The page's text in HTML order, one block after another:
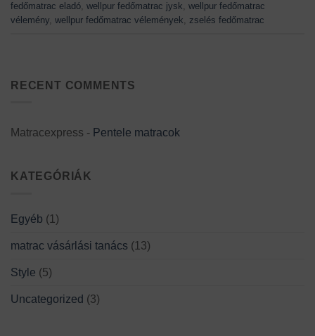
fedőmatrac eladó, wellpur fedőmatrac jysk, wellpur fedőmatrac
vélemény, wellpur fedőmatrac vélemények, zselés fedőmatrac
RECENT COMMENTS
Matracexpress - Pentele matracok
KATEGÓRIÁK
Egyéb (1)
matrac vásárlási tanács (13)
Style (5)
Uncategorized (3)